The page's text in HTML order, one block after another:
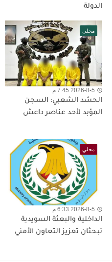
الدولة
محلي
2026-8-5 7:45 م
الحشد الشعبي: السجن
المؤبد لأحد عناصر داعش
محلي
2026-8-5 6:33 م
الداخلية والبعثة السويدية
تبحثان تعزيز التعاون الأمني